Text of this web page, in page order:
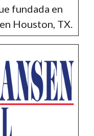
fundada en
Houston, TX.